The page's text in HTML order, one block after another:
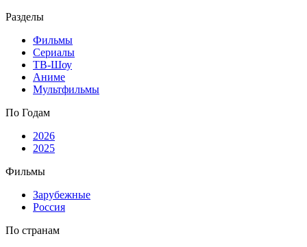
Разделы
Фильмы
Сериалы
ТВ-Шоу
Аниме
Мультфильмы
По Годам
2026
2025
Фильмы
Зарубежные
Россия
По странам